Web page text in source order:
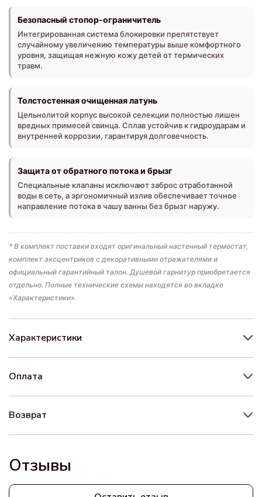
Безопасный стопор-ограничитель
Интегрированная система блокировки препятствует
случайному увеличению температуры выше комфортного
уровня, защищая нежную кожу детей от термических
травм.
Толстостенная очищенная латунь
Цельнолитой корпус высокой селекции полностью лишен
вредных примесей свинца. Сплав устойчив к гидроударам и
внутренней коррозии, гарантируя долговечность.
Защита от обратного потока и брызг
Специальные клапаны исключают заброс отработанной
воды в сеть, а эргономичный излив обеспечивает точное
направление потока в чашу ванны без брызг наружу.
* В комплект поставки входят оригинальный настенный термостат,
комплект эксцентриков с декоративными отражателями и
официальный гарантийный талон. Душевой гарнитур приобретается
отдельно. Полные технические схемы находятся во вкладке
«Характеристики».
Характеристики
Оплата
Возврат
Отзывы